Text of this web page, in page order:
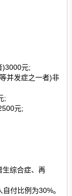
元;
并发症之一者)非
;
元;
综合症、再
付比例为30%。